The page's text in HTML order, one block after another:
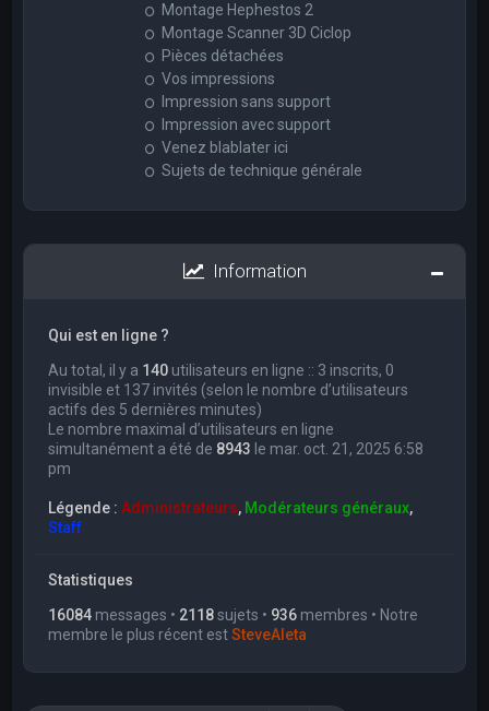
Montage Hephestos 2
Montage Scanner 3D Ciclop
Pièces détachées
Vos impressions
Impression sans support
Impression avec support
Venez blablater ici
Sujets de technique générale
Information
Qui est en ligne ?
Au total, il y a 140 utilisateurs en ligne :: 3 inscrits, 0
invisible et 137 invités (selon le nombre d’utilisateurs
actifs des 5 dernières minutes)
Le nombre maximal d’utilisateurs en ligne
simultanément a été de 8943 le mar. oct. 21, 2025 6:58
pm
Légende :Administrateurs, Modérateurs généraux,
Staff
Statistiques
16084 messages • 2118sujets • 936 membres • Notre
membre le plus récent estSteveAleta